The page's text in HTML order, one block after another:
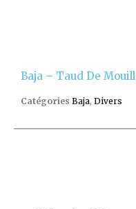
Baja – Taud De
Catégories Baja, Divers